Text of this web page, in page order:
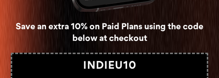
Save an extra 10% on Paid Plans using the code
below at checkout
INDIEU10